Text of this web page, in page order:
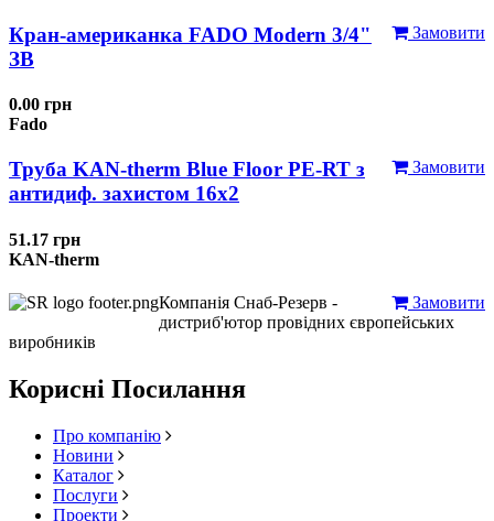
Замовити
Кран-американка FADO Modern 3/4"
ЗВ
0.00 грн
Fado
Замовити
Труба KAN-therm Blue Floor PE-RT з
антидиф. захистом 16х2
51.17 грн
KAN-therm
Замовити
Компанія Снаб-Резерв -
дистриб'ютор провідних європейських
виробників
Корисні Посилання
Про компанію
Новини
Каталог
Послуги
Проекти